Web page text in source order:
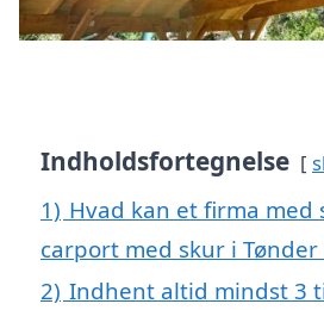
Indholdsfortegnelse
1) Hvad kan et firma med
carport med skur i
2) Indhent altid mindst 3